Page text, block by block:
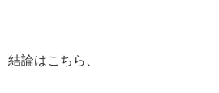
結論はこちら、